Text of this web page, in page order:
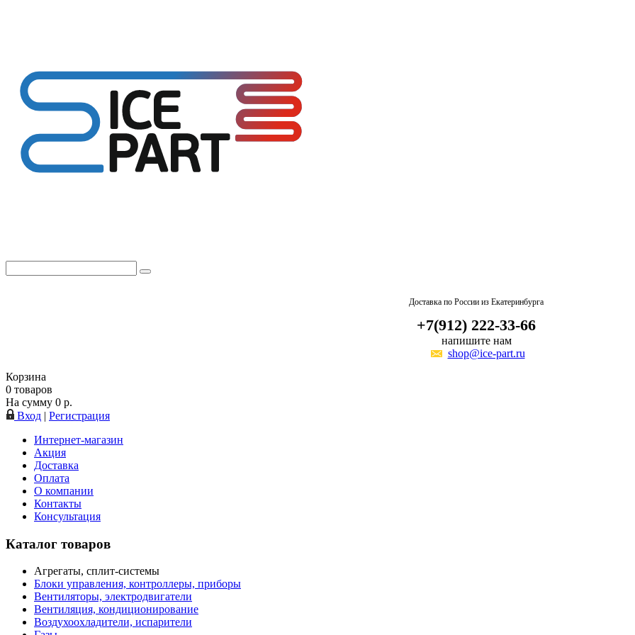
Доставка по России из Екатеринбурга
+7(912) 222-33-66
напишите нам
shop@ice-part.ru
Корзина
0 товаров
На сумму 0 р.
Вход | Регистрация
Интернет-магазин
Акция
Доставка
Оплата
О компании
Контакты
Консультация
Каталог товаров
Агрегаты, сплит-системы
Блоки управления, контроллеры, приборы
Вентиляторы, электродвигатели
Вентиляция, кондиционирование
Воздухоохладители, испарители